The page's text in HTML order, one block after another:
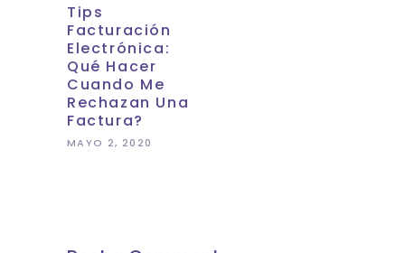
Tips
Facturación
Electrónica:
Qué Hacer
Cuando Me
Rechazan Una
Factura?
MAYO 2, 2020